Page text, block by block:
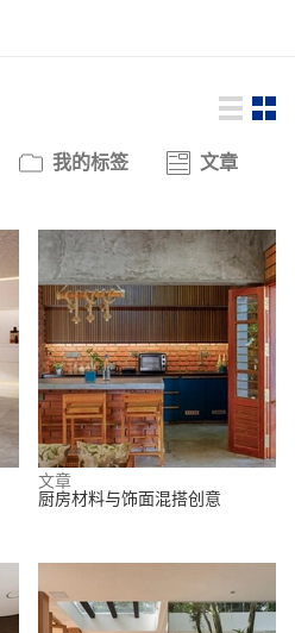
我的标签 文章
文章
厨房材料与饰面混搭创意